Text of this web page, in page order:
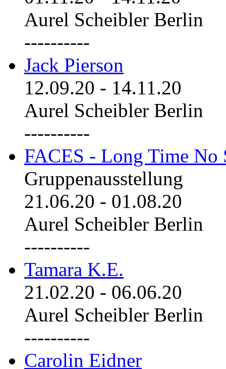
Aurel Scheibler Berlin
----------
Jack Pierson
12.09.20 - 14.11.20
Aurel Scheibler Berlin
----------
FACES - Long Time No
Gruppenausstellung
21.06.20 - 01.08.20
Aurel Scheibler Berlin
----------
Tamara K.E.
21.02.20 - 06.06.20
Aurel Scheibler Berlin
----------
Carolin Eidner